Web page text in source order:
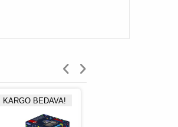
KARGO BEDAVA!